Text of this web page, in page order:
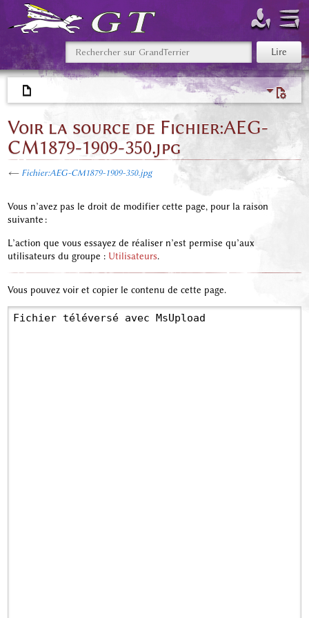
Voir la source de Fichier:AEG-
CM1879-1909-350.jpg
← Fichier:AEG-CM1879-1909-350.jpg
Vous n’avez pas le droit de modifier cette page, pour la raison
suivante :
L’action que vous essayez de réaliser n’est permise qu’aux
utilisateurs du groupe : Utilisateurs.
Vous pouvez voir et copier le contenu de cette page.